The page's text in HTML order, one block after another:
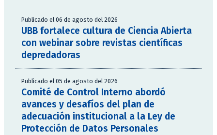
Publicado el 06 de agosto del 2026
UBB fortalece cultura de Ciencia Abierta
con webinar sobre revistas científicas
depredadoras
Publicado el 05 de agosto del 2026
Comité de Control Interno abordó
avances y desafíos del plan de
adecuación institucional a la Ley de
Protección de Datos Personales